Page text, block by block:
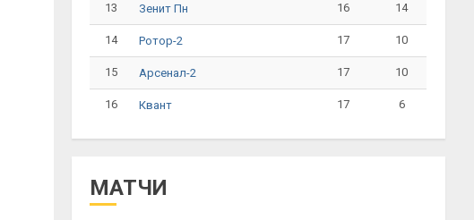
13 Зенит Пн 16 14
14 Ротор-2 17 10
15 Арсенал-2 17 10
16 Квант 17 6
МАТЧИ